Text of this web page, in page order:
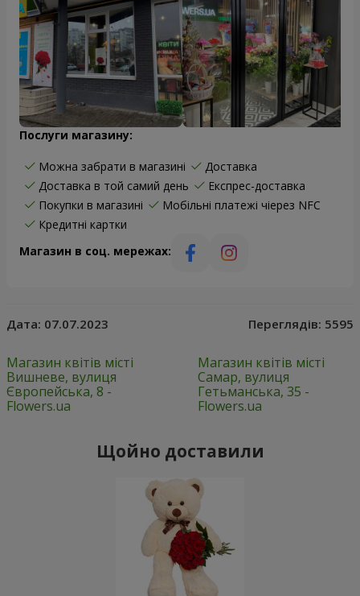
Послуги магазину:
Можна забрати в магазині
Доставка
Доставка в той самий день
Експрес-доставка
Покупки в магазині
Мобільні платежі чіерез NFC
Кредитні картки
Магазин в соц. мережах:
Дата: 07.07.2023 Переглядів: 5595
Магазин квітів місті
Вишневе, вулиця
Європейська, 8 -
Flowers.ua
Магазин квітів місті
Самар, вулиця
Гетьманська, 35 -
Flowers.ua
Щойно доставили